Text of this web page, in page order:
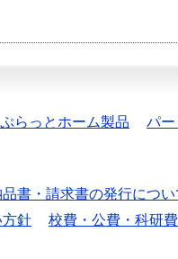
ぷらっとホーム製品 パー
品書・請求書の発行につい
針 校費・公費・科研